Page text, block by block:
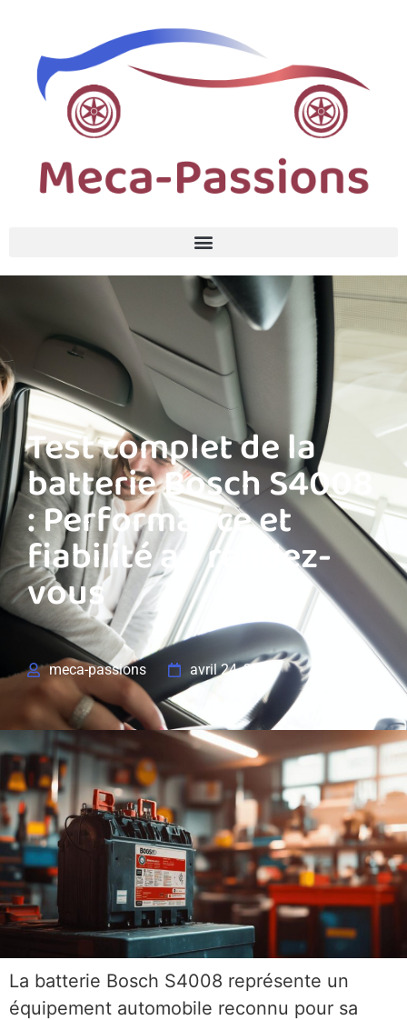
Test complet de la
batterie Bosch S4008
: Performance et
fiabilité au rendez-
vous
meca-passions avril 24, 2025
La batterie Bosch S4008 représente un
équipement automobile reconnu pour sa